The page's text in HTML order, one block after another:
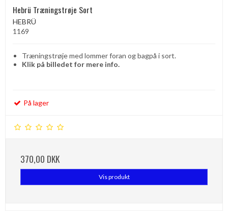
Hebrü Træningstrøje Sort
HEBRÜ
1169
Træningstrøje med lommer foran og bagpå i sort.
Klik på billedet for mere info.
På lager
370,00 DKK
Vis produkt